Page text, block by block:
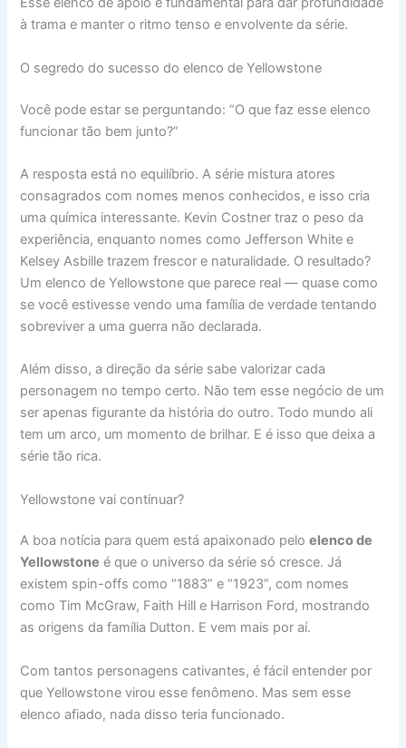
à trama e manter o ritmo tenso e envolvente da série.
O segredo do sucesso do elenco de Yellowstone
Você pode estar se perguntando: “O que faz esse elenco
funcionar tão bem junto?”
A resposta está no equilíbrio. A série mistura atores
consagrados com nomes menos conhecidos, e isso cria
uma química interessante. Kevin Costner traz o peso da
experiência, enquanto nomes como Jefferson White e
Kelsey Asbille trazem frescor e naturalidade. O resultado?
Um elenco de Yellowstone que parece real — quase como
se você estivesse vendo uma família de verdade tentando
sobreviver a uma guerra não declarada.
Além disso, a direção da série sabe valorizar cada
personagem no tempo certo. Não tem esse negócio de um
ser apenas figurante da história do outro. Todo mundo ali
tem um arco, um momento de brilhar. E é isso que deixa a
série tão rica.
Yellowstone vai continuar?
A boa notícia para quem está apaixonado peloelenco de
Yellowstone é que o universo da série só cresce. Já
existem spin-offs como “1883” e “1923”, com nomes
como Tim McGraw, Faith Hill e Harrison Ford, mostrando
as origens da família Dutton. E vem mais por aí.
Com tantos personagens cativantes, é fácil entender por
que Yellowstone virou esse fenômeno. Mas sem esse
elenco afiado, nada disso teria funcionado.